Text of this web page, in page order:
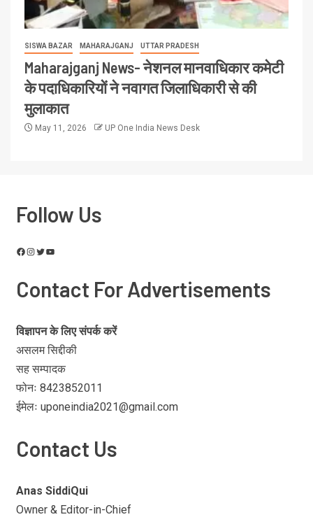
SISWA BAZAR MAHARAJGANJ UTTAR PRADESH
Maharajganj News- नेशनल मानवाधिकार कमेटी
के पदाधिकारियों ने नवागत जिलाधिकारी से की
मुलाकात
May 11, 2026 UP One India News Desk
Follow Us
Contact For Advertisements
विज्ञापन के लिए संपर्क करें
असलम सिद्दीकी
सह सम्पादक
फोनः 8423852011
ईमेलः uponeindia2021@gmail.com
Contact Us
Anas SiddiQui
Owner & Editor-in-Chief